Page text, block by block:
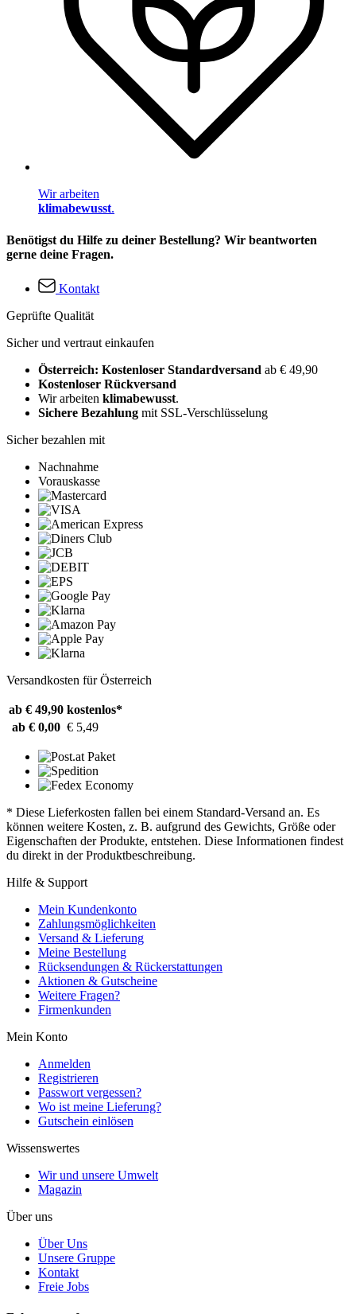
Wir arbeiten
klimabewusst.
Benötigst du Hilfe zu deiner Bestellung? Wir beantworten
gerne deine Fragen.
Kontakt
Geprüfte Qualität
Sicher und vertraut einkaufen
Österreich: Kostenloser Standardversand ab € 49,90
Kostenloser Rückversand
Wir arbeiten klimabewusst.
Sichere Bezahlung mit SSL-Verschlüsselung
Sicher bezahlen mit
Nachnahme
Vorauskasse
Versandkosten für Österreich
ab € 49,90 kostenlos*
ab € 0,00 € 5,49
* Diese Lieferkosten fallen bei einem Standard-Versand an. Es
können weitere Kosten, z. B. aufgrund des Gewichts, Größe oder
Eigenschaften der Produkte, entstehen. Diese Informationen findest
du direkt in der Produktbeschreibung.
Hilfe & Support
Mein Kundenkonto
Zahlungsmöglichkeiten
Versand & Lieferung
Meine Bestellung
Rücksendungen & Rückerstattungen
Aktionen & Gutscheine
Weitere Fragen?
Firmenkunden
Mein Konto
Anmelden
Registrieren
Passwort vergessen?
Wo ist meine Lieferung?
Gutschein einlösen
Wissenswertes
Wir und unsere Umwelt
Magazin
Über uns
Über Uns
Unsere Gruppe
Kontakt
Freie Jobs